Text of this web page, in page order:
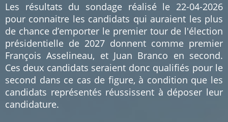
Les résultats du sondage réalisé le 22-04-2026
pour connaitre les candidats qui auraient les plus
de chance d’emporter le premier tour de l'élection
présidentielle de 2027 donnent comme premier
François Asselineau, et Juan Branco en second.
Ces deux candidats seraient donc qualifiés pour le
second dans ce cas de figure, à condition que les
candidats représentés réussissent à déposer leur
candidature.